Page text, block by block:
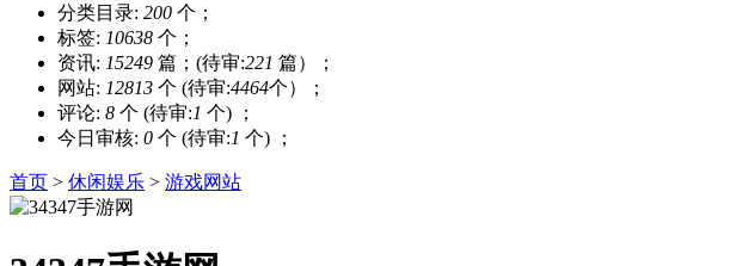
分类目录: 200 个；
标签: 10638 个；
资讯: 15249 篇；(待审:221 篇）；
网站: 12813 个 (待审:4464个）；
评论: 8 个 (待审:1 个) ；
今日审核: 0 个 (待审:1 个) ；
首页 > 休闲娱乐 > 游戏网站